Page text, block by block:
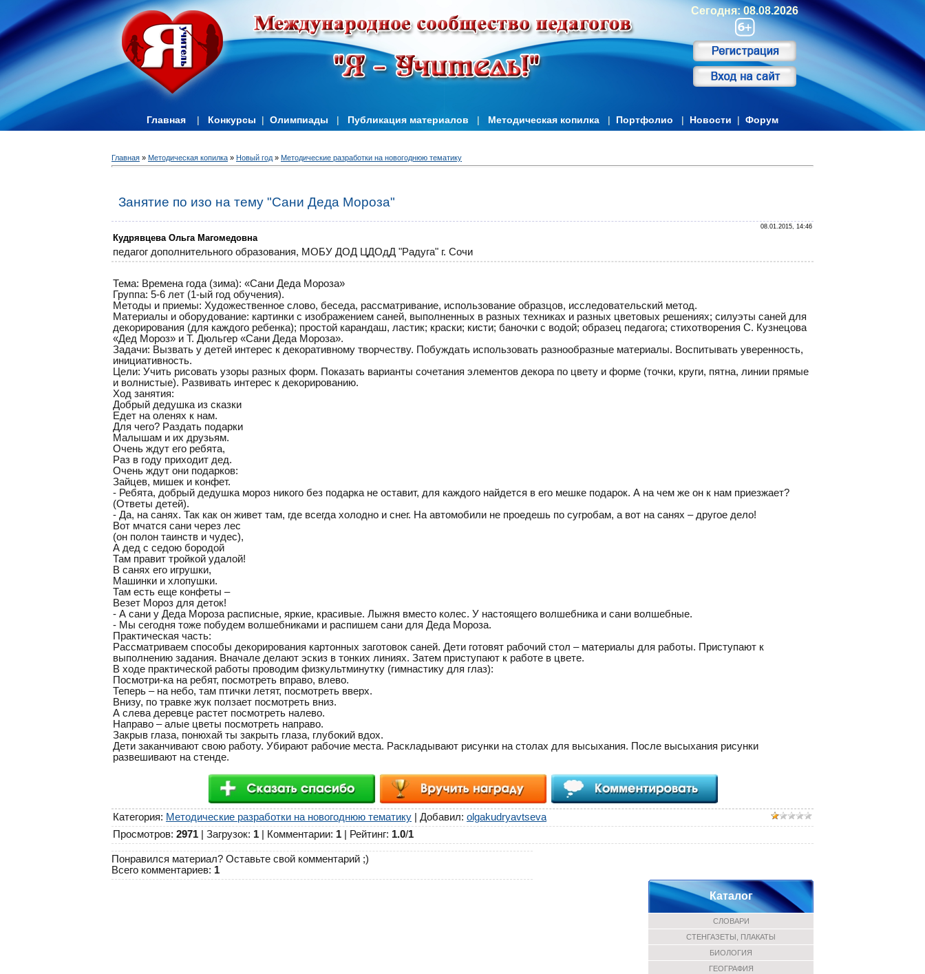
Сегодня: 08.08.2026
Главная | Конкурсы | Олимпиады | Публикация материалов | Методическая копилка | Портфолио | Новости | Форум
Главная » Методическая копилка » Новый год » Методические разработки на новогоднюю тематику
Занятие по изо на тему "Сани Деда Мороза"
08.01.2015, 14:46
Кудрявцева Ольга Магомедовна
педагог дополнительного образования, МОБУ ДОД ЦДОдД "Радуга" г. Сочи
Тема: Времена года (зима): «Сани Деда Мороза»
Группа: 5-6 лет (1-ый год обучения).
Методы и приемы: Художественное слово, беседа, рассматривание, использование образцов, исследовательский метод.
Материалы и оборудование: картинки с изображением саней, выполненных в разных техниках и разных цветовых решениях; силуэты саней для
декорирования (для каждого ребенка); простой карандаш, ластик; краски; кисти; баночки с водой; образец педагога; стихотворения С. Кузнецова
«Дед Мороз» и Т. Дюльгер «Сани Деда Мороза».
Задачи: Вызвать у детей интерес к декоративному творчеству. Побуждать использовать разнообразные материалы. Воспитывать уверенность,
инициативность.
Цели: Учить рисовать узоры разных форм. Показать варианты сочетания элементов декора по цвету и форме (точки, круги, пятна, линии прямые
и волнистые). Развивать интерес к декорированию.
Ход занятия:
Добрый дедушка из сказки
Едет на оленях к нам.
Для чего? Раздать подарки
Малышам и их друзьям.
Очень ждут его ребята,
Раз в году приходит дед.
Очень ждут они подарков:
Зайцев, мишек и конфет.
- Ребята, добрый дедушка мороз никого без подарка не оставит, для каждого найдется в его мешке подарок. А на чем же он к нам приезжает?
(Ответы детей).
- Да, на санях. Так как он живет там, где всегда холодно и снег. На автомобили не проедешь по сугробам, а вот на санях – другое дело!
Вот мчатся сани через лес
(он полон таинств и чудес),
А дед с седою бородой
Там правит тройкой удалой!
В санях его игрушки,
Машинки и хлопушки.
Там есть еще конфеты –
Везет Мороз для деток!
- А сани у Деда Мороза расписные, яркие, красивые. Лыжня вместо колес. У настоящего волшебника и сани волшебные.
- Мы сегодня тоже побудем волшебниками и распишем сани для Деда Мороза.
Практическая часть:
Рассматриваем способы декорирования картонных заготовок саней. Дети готовят рабочий стол – материалы для работы. Приступают к
выполнению задания. Вначале делают эскиз в тонких линиях. Затем приступают к работе в цвете.
В ходе практической работы проводим физкультминутку (гимнастику для глаз):
Посмотри-ка на ребят, посмотреть вправо, влево.
Теперь – на небо, там птички летят, посмотреть вверх.
Внизу, по травке жук ползает посмотреть вниз.
А слева деревце растет посмотреть налево.
Направо – алые цветы посмотреть направо.
Закрыв глаза, понюхай ты закрыть глаза, глубокий вдох.
Дети заканчивают свою работу. Убирают рабочие места. Раскладывают рисунки на столах для высыхания. После высыхания рисунки
развешивают на стенде.
Категория: Методические разработки на новогоднюю тематику Добавил: olgakudryavtseva
Просмотров: 2971 Загрузок: 1 Комментарии: 1 Рейтинг: 1.0/1
Понравился материал? Оставьте свой комментарий ;)
Всего комментариев: 1
Каталог
СЛОВАРИ
СТЕНГАЗЕТЫ, ПЛАКАТЫ
БИОЛОГИЯ
ГЕОГРАФИЯ